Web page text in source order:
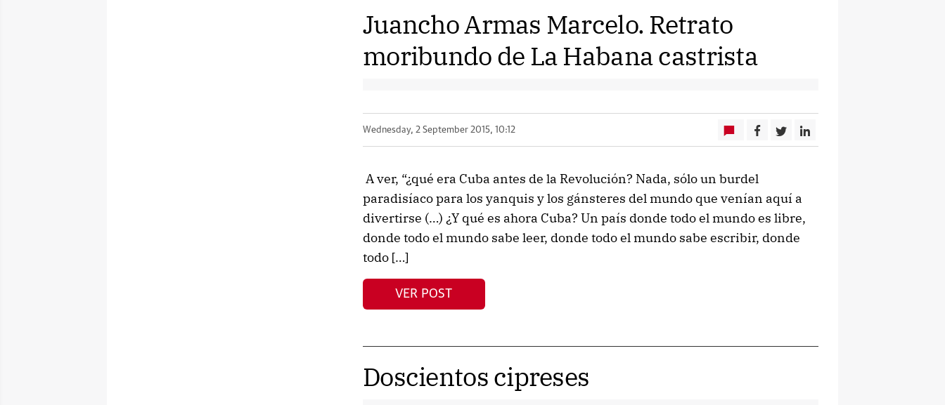
Juancho Armas Marcelo. Retrato
moribundo de La Habana castrista
Wednesday, 2 September 2015, 10:12
A ver, “¿qué era Cuba antes de la Revolución? Nada, sólo un burdel
paradisíaco para los yanquis y los gánsteres del mundo que venían aquí a
divertirse (…) ¿Y qué es ahora Cuba? Un país donde todo el mundo es libre,
donde todo el mundo sabe leer, donde todo el mundo sabe escribir, donde
todo […]
VER POST
Doscientos cipreses